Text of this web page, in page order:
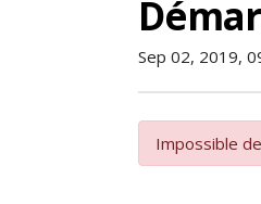
Sep 02, 2019,
Impossible